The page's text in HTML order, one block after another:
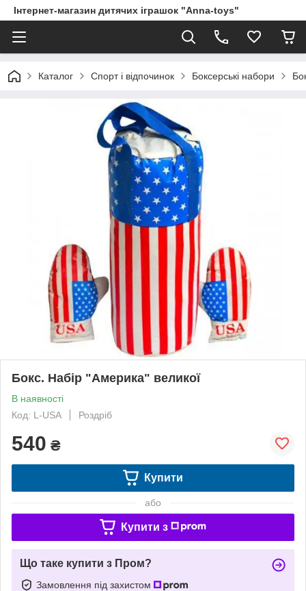
Інтернет-магазин дитячих іграшок "Anna-toys"
Каталог Спорт і відпочинок Боксерські набори
Бокс. Набір "Америка" великої
В наявності
Код: L-USA
Роздріб
540 ₴
Купити
або
Купити з
Що таке купити з Пром?
Замовлення під захистом